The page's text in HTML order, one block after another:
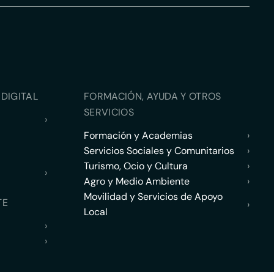
›
›
›
›
FORMACIÓN, AYUDA Y OTROS
SERVICIOS
Formación y Academias
›
Servicios Sociales y Comunitarios
›
Turismo, Ocio y Cultura
›
Agro y Medio Ambiente
›
Movilidad y Servicios de Apoyo
Local
›